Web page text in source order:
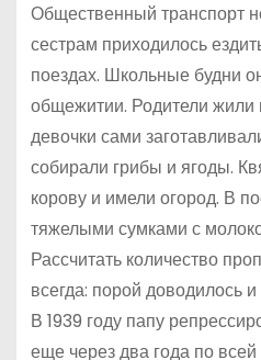
Общественный транспорт
сестрам приходилось
поездах. Школьные будни
общежитии. Родители жили
девочки сами
собирали грибы и ягоды.
корову и имели огород. В
тяжелыми сумками с
Рассчитать количество
всегда: порой доводилось и
В 1939 году папу
еще через два года по